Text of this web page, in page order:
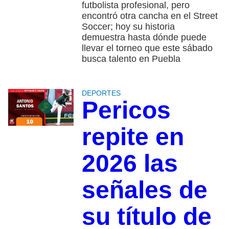
futbolista profesional, pero
encontró otra cancha en el Street
Soccer; hoy su historia
demuestra hasta dónde puede
llevar el torneo que este sábado
busca talento en Puebla
DEPORTES
Pericos
repite en
2026 las
señales de
su título de